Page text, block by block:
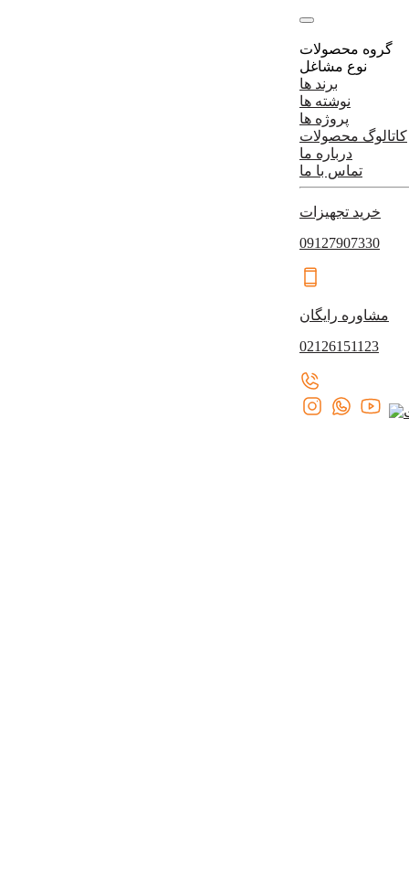
گروه محصولات
نوع مشاغل
برند ها
نوشته ها
پروژه ها
کاتالوگ محصولات
درباره ما
تماس با ما
خرید تجهیزات
09127907330
مشاوره رایگان
02126151123